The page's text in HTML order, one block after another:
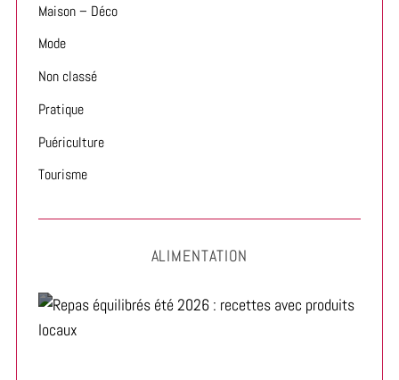
Maison – Déco
Mode
Non classé
Pratique
Puériculture
Tourisme
ALIMENTATION